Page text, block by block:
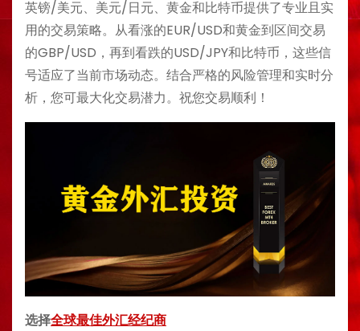
英镑/美元、美元/日元、黄金和比特币提供了专业且实
用的交易策略。从看涨的EUR/USD和黄金到区间交易
的GBP/USD，再到看跌的USD/JPY和比特币，这些信
号适应了当前市场动态。结合严格的风险管理和实时分
析，您可最大化交易潜力。祝您交易顺利！
选择全球最佳外汇经纪商